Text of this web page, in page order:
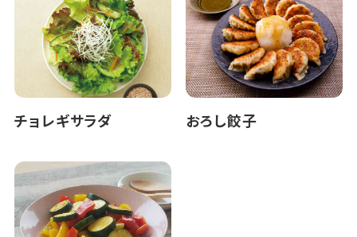
チョレギサラダ おろし餃子